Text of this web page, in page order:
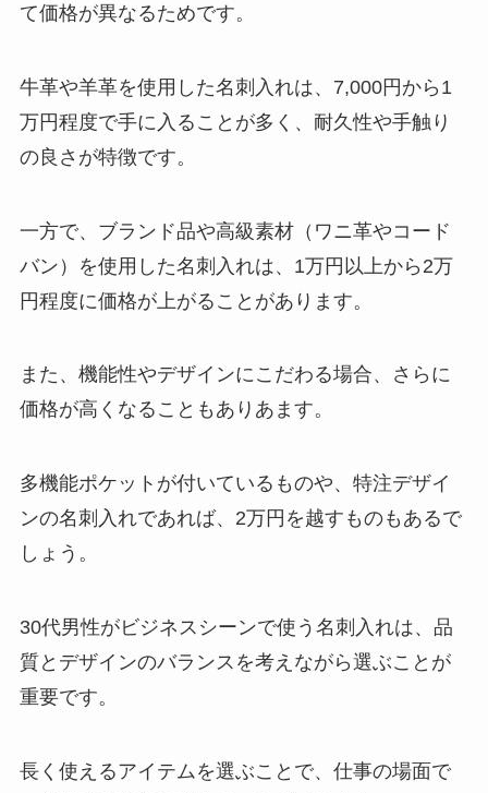
て価格が異なるためです。
牛革や羊革を使用した名刺入れは、7,000円から1
万円程度で手に入ることが多く、耐久性や手触り
の良さが特徴です。
一方で、ブランド品や高級素材（ワニ革やコード
バン）を使用した名刺入れは、1万円以上から2万
円程度に価格が上がることがあります。
また、機能性やデザインにこだわる場合、さらに
価格が高くなることもありあます。
多機能ポケットが付いているものや、特注デザイ
ンの名刺入れであれば、2万円を越すものもあるで
しょう。
30代男性がビジネスシーンで使う名刺入れは、品
質とデザインのバランスを考えながら選ぶことが
重要です。
長く使えるアイテムを選ぶことで、仕事の場面で